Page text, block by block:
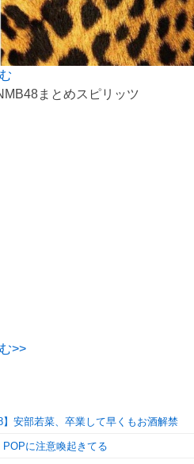
まとめスピリッツ
>>
】安部若菜、卒業して早くもお酒解禁
POPに注意喚起きてる